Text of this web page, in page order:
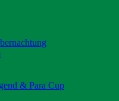
& Para Cup